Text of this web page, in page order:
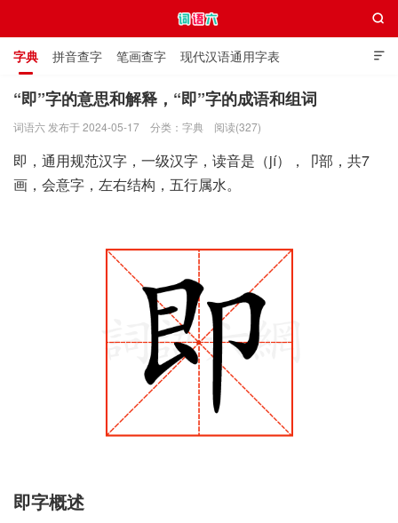

字典 拼音查字 笔画查字 现代汉语通用字表
通用规范汉字表 叠字大全 独体字大全 极简英语词典

“即”字的意思和解释，“即”字的成语和组词
词语六 发布于 2024-05-17 分类： 字典 阅读(327)
即，通用规范汉字，一级汉字，读音是（jí），卩部，共7
画，会意字，左右结构，五行属水。
即字概述